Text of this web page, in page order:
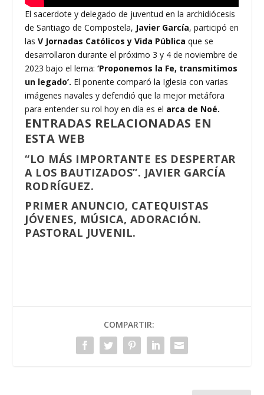
El sacerdote y delegado de juventud en la archidiócesis
de Santiago de Compostela, Javier García, participó en
lasV Jornadas Católicos y Vida Pública que se
desarrollaron durante el próximo 3 y 4 de noviembre de
2023 bajo el lema:‘Proponemos la Fe, transmitimos
un legado’. El ponente comparó la Iglesia con varias
imágenes navales y defendió que la mejor metáfora
para entender su rol hoy en día es el arca de Noé.
ENTRADAS RELACIONADAS EN
ESTA WEB
“LO MÁS IMPORTANTE ES DESPERTAR
A LOS BAUTIZADOS”. JAVIER GARCÍA
RODRÍGUEZ.
PRIMER ANUNCIO, CATEQUISTAS
JÓVENES, MÚSICA, ADORACIÓN.
PASTORAL JUVENIL.
COMPARTIR: